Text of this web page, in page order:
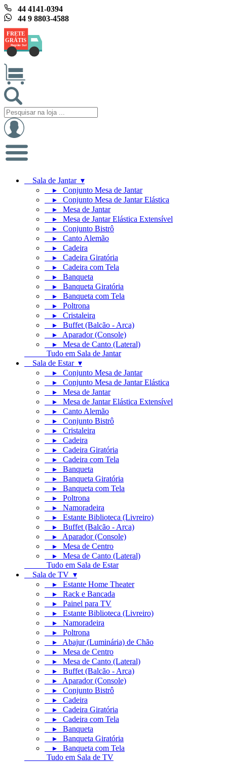
44 4141-0394
44 9 8803-4588
FRETE
GRÁTIS
Região Sul
Sala de Jantar ▾
▸ Conjunto Mesa de Jantar
▸ Conjunto Mesa de Jantar Elástica
▸ Mesa de Jantar
▸ Mesa de Jantar Elástica Extensível
▸ Conjunto Bistrô
▸ Canto Alemão
▸ Cadeira
▸ Cadeira Giratória
▸ Cadeira com Tela
▸ Banqueta
▸ Banqueta Giratória
▸ Banqueta com Tela
▸ Poltrona
▸ Cristaleira
▸ Buffet (Balcão - Arca)
▸ Aparador (Console)
▸ Mesa de Canto (Lateral)
Tudo em Sala de Jantar
Sala de Estar ▾
▸ Conjunto Mesa de Jantar
▸ Conjunto Mesa de Jantar Elástica
▸ Mesa de Jantar
▸ Mesa de Jantar Elástica Extensível
▸ Canto Alemão
▸ Conjunto Bistrô
▸ Cristaleira
▸ Cadeira
▸ Cadeira Giratória
▸ Cadeira com Tela
▸ Banqueta
▸ Banqueta Giratória
▸ Banqueta com Tela
▸ Poltrona
▸ Namoradeira
▸ Estante Biblioteca (Livreiro)
▸ Buffet (Balcão - Arca)
▸ Aparador (Console)
▸ Mesa de Centro
▸ Mesa de Canto (Lateral)
Tudo em Sala de Estar
Sala de TV ▾
▸ Estante Home Theater
▸ Rack e Bancada
▸ Painel para TV
▸ Estante Biblioteca (Livreiro)
▸ Namoradeira
▸ Poltrona
▸ Abajur (Luminária) de Chão
▸ Mesa de Centro
▸ Mesa de Canto (Lateral)
▸ Buffet (Balcão - Arca)
▸ Aparador (Console)
▸ Conjunto Bistrô
▸ Cadeira
▸ Cadeira Giratória
▸ Cadeira com Tela
▸ Banqueta
▸ Banqueta Giratória
▸ Banqueta com Tela
Tudo em Sala de TV